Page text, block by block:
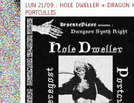
LUN 21/09 : HOLE DWELLER + DRAGON
PORTCULLIS